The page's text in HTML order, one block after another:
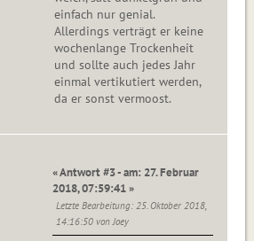
einfach nur genial.
Allerdings verträgt er keine
wochenlange Trockenheit
und sollte auch jedes Jahr
einmal vertikutiert werden,
da er sonst vermoost.
« Antwort #3 - am: 27. Februar
2018, 07:59:41 »
Letzte Bearbeitung: 25. Oktober 2018,
14:16:50 von Joey